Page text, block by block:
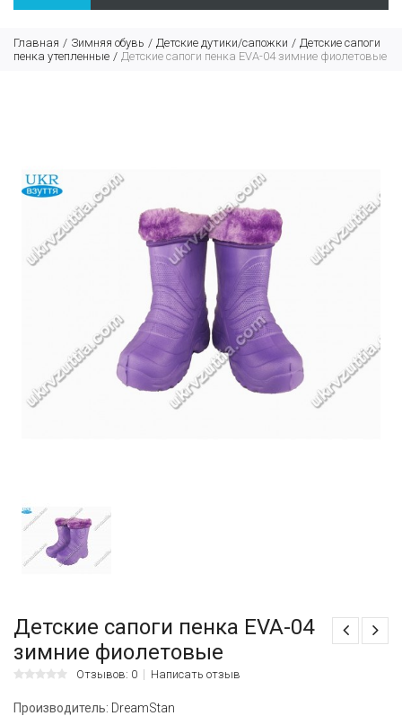
Главная Зимняя обувь Детские дутики/сапожки
Детские сапоги
пенка утепленные
Детские сапоги пенка EVA-04 зимние фиолетовые
Детские сапоги пенка EVA-04
зимние фиолетовые
Отзывов: 0 Написать отзыв
Производитель: DreamStan